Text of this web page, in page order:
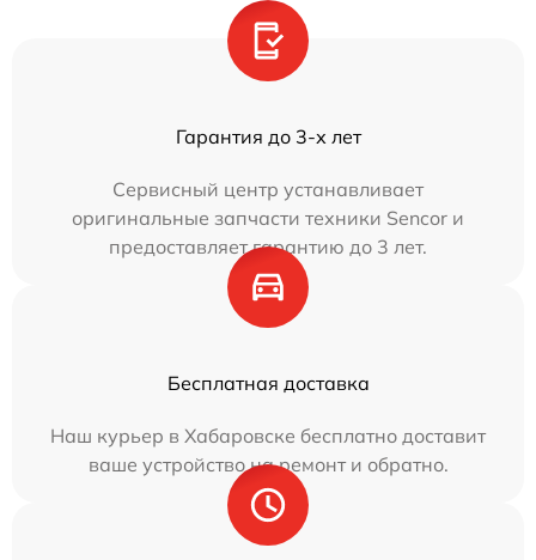
Гарантия до 3-х лет
Сервисный центр устанавливает
оригинальные запчасти техники Sencor и
предоставляет гарантию до 3 лет.
Бесплатная доставка
Наш курьер в Хабаровске бесплатно доставит
ваше устройство на ремонт и обратно.